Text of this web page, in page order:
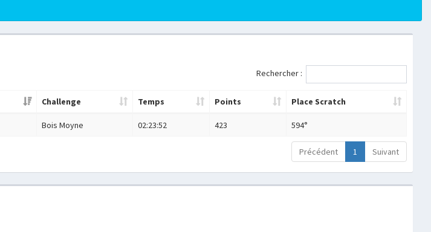
Rechercher :
Challenge Temps Points Place Scratch
Bois Moyne 02:23:52 423 594°
Précédent 1 Suivant